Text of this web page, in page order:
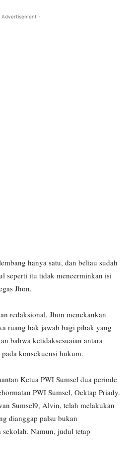
Advertisement -
hanya satu, dan beliau sudah
seperti itu tidak mencerminkan isi
Jhon.
redaksional, Jhon menekankan
ruang hak jawab bagi pihak yang
bahwa ketidaksesuaian antara
konsekuensi hukum.
Ketua PWI Sumsel dua periode
PWI Sumsel, Ocktap Priady.
Sumsel9, Alvin, telah melakukan
dianggap palsu bukan
Namun, judul tetap